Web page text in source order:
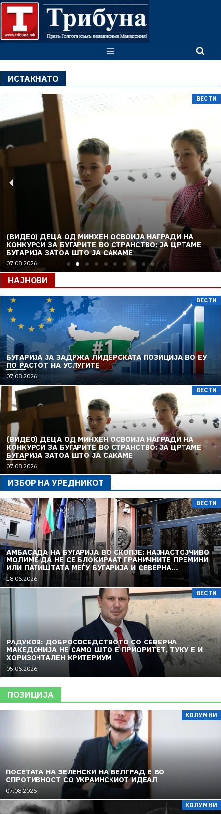
ИСТАКНАТО
ВЕСТИ
(ВИДЕО) ДЕЦА ОД МИНХЕН ОСВОИЈА НАГРАДИ НА
КОНКУРСИ ЗА БУГАРИТЕ ВО СТРАНСТВО: ЈА ЦРТАМЕ
БУГАРИЈА ЗАТОА ШТО ЈА САКАМЕ
07.08.2026
НАЈНОВИ
ВЕСТИ
БУГАРИЈА ЈА ЗАДРЖА ЛИДЕРСКАТА ПОЗИЦИЈА ВО ЕУ
ПО РАСТОТ НА УСЛУГИТЕ
07.08.2026
ВЕСТИ
(ВИДЕО) ДЕЦА ОД МИНХЕН ОСВОИЈА НАГРАДИ НА
КОНКУРСИ ЗА БУГАРИТЕ ВО СТРАНСТВО: ЈА ЦРТАМЕ
БУГАРИЈА ЗАТОА ШТО ЈА САКАМЕ
07.08.2026
ИЗБОР НА УРЕДНИКОТ
ВЕСТИ
АМБАСАДА НА БУГАРИЈА ВО СКОПЈЕ: НАЈНАСТОЈЧИВО
МОЛИМЕ ДА НЕ СЕ БЛОКИРААТ ГРАНИЧНИТЕ ПРЕМИНИ
ИЛИ ПАТИШТАТА МЕЃУ БУГАРИЈА И СЕВЕРНА
МАКЕДОНИЈА
18.06.2026
ВЕСТИ
РАДУКОВ: ДОБРОСОСЕДСТВОТО СО СЕВЕРНА
МАКЕДОНИЈА НЕ САМО ШТО Е ПРИОРИТЕТ, ТУКУ Е И
ХОРИЗОНТАЛЕН КРИТЕРИУМ
05.06.2026
ПОЗИЦИЈА
КОЛУМНИ
ПОСЕТАТА НА ЗЕЛЕНСКИ НА БЕЛГРАД Е ВО
СПРОТИВНОСТ СО УКРАИНСКИОТ ИДЕАЛ
07.08.2026
КОЛУМНИ